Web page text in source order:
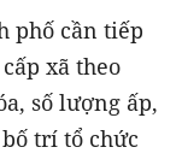
phố cần tiếp
xã theo
số lượng ấp,
trí tổ chức